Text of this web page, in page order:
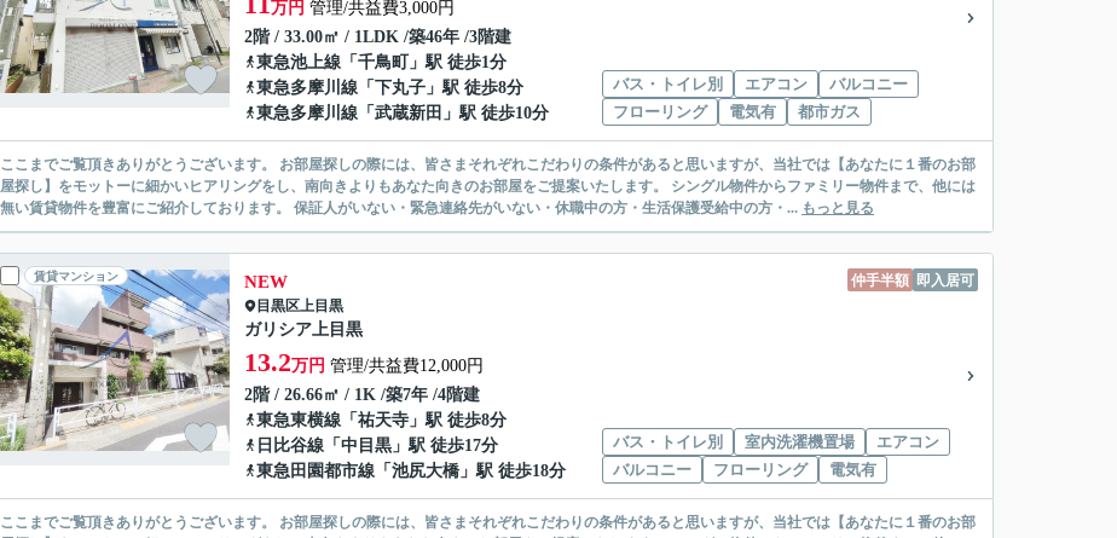
万円 管理/共益費3,000円
2階 / 33.00㎡ / 1LDK /築46年 /3階建
東急池上線 「 千鳥町
」駅 徒歩1分
東急多摩川線 「 下丸子 」駅 徒歩8分
東急多摩川線 「 武蔵新田 」駅 徒歩10分
バス・トイレ別 エアコン
バルコニー
フローリング
電気有 都市ガス
ここまでご覧頂きありがとうございます。 お部屋探しの際には、皆さまそれぞれこだわりの条件があると思いますが、当社では【あなたに１番のお部
屋探し】をモットーに細かいヒアリングをし、南向きよりもあなた向きのお部屋をご提案いたします。 シングル物件からファミリー物件まで、他には
無い賃貸物件を豊富にご紹介しております。 保証人がいない・緊急連絡先がいない・休職中の方・生活保護受給中の方・... もっと見る
賃貸マンション 仲手半額 即入居可
NEW
目黒区上目黒
ガリシア上目黒
13.2万円 管理/共益費12,000円
2階 / 26.66㎡ / 1K /築7年 /4階建
東急東横線 「 祐天寺 」駅 徒歩8分
日比谷線 「 中目黒 」駅 徒歩17分
東急田園都市線 「 池尻大橋 」駅 徒歩18分
バス・トイレ別 室内洗濯機置場
エアコン
バルコニー
フローリング 電気有
ここまでご覧頂きありがとうございます。 お部屋探しの際には、皆さまそれぞれこだわりの条件があると思いますが、当社では【あなたに１番のお部